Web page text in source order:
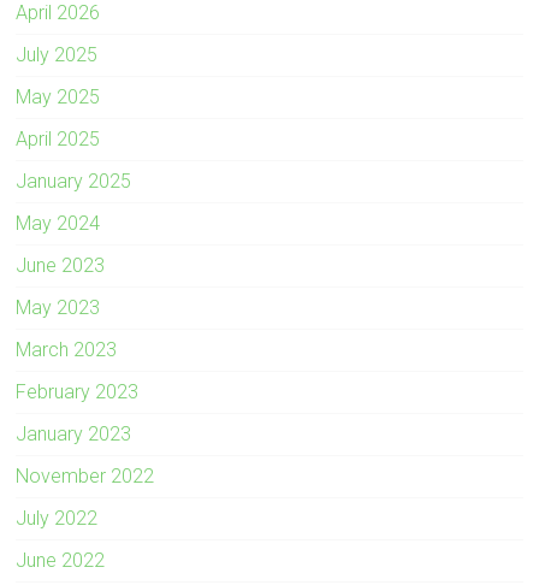
April 2026
July 2025
May 2025
April 2025
January 2025
May 2024
June 2023
May 2023
March 2023
February 2023
January 2023
November 2022
July 2022
June 2022